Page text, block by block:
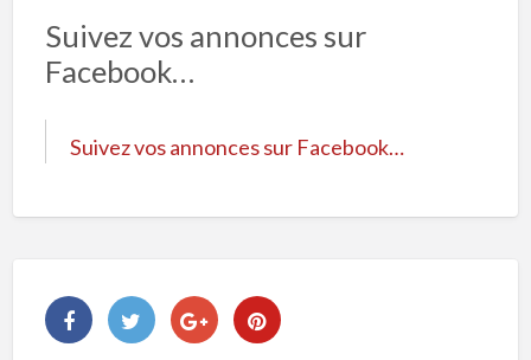
Suivez vos annonces sur
Facebook…
Suivez vos annonces sur Facebook…